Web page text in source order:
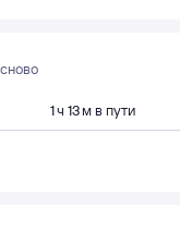
1 ч 13 м в пути